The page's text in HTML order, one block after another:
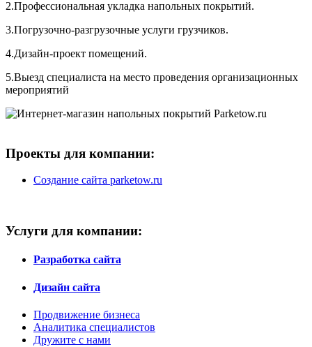
2.Профессиональная укладка напольных покрытий.
3.Погрузочно-разгрузочные услуги грузчиков.
4.Дизайн-проект помещений.
5.Выезд специалиста на место проведения организационных
мероприятий
Проекты для компании:
Создание сайта parketow.ru
Услуги для компании:
Разработка сайта
Дизайн сайта
Продвижение бизнеса
Аналитика специалистов
Дружите с нами